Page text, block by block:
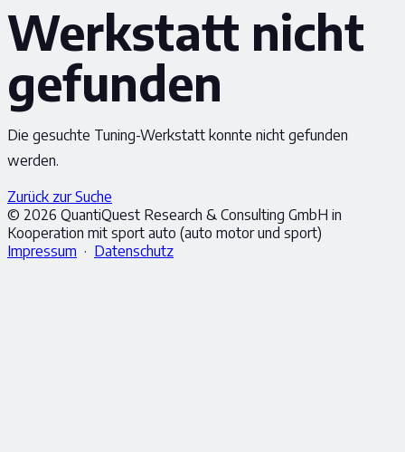
Werkstatt nicht
gefunden
Die gesuchte Tuning-Werkstatt konnte nicht gefunden
werden.
Zurück zur Suche
© 2026 QuantiQuest Research & Consulting GmbH in
Kooperation mit sport auto (auto motor und sport)
Impressum · Datenschutz